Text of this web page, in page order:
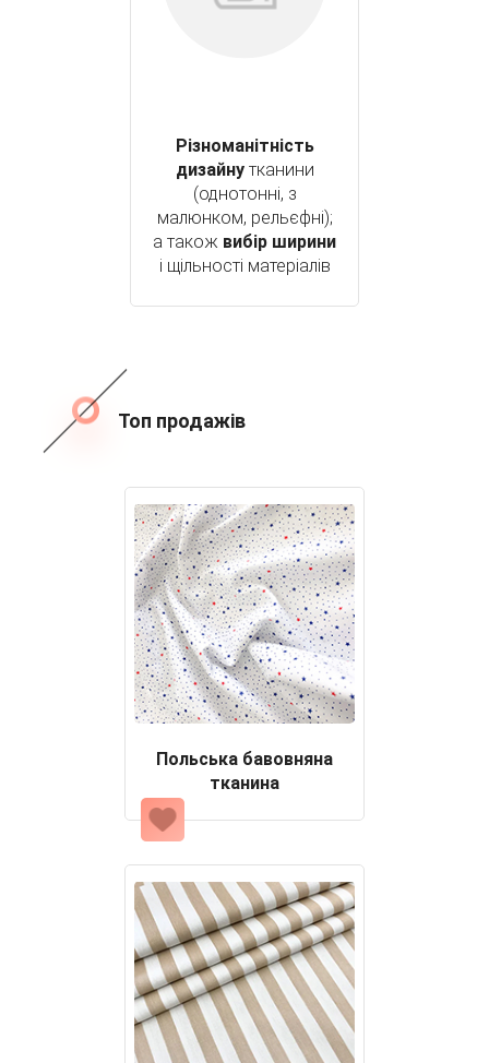
Різноманітність
дизайнутканини
(однотонні, з
малюнком, рельєфні);
а також вибір ширини
і щільності матеріалів
Топ продажів
Польська бавовняна
тканина